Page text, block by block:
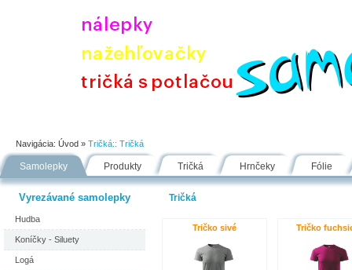
Navigácia: Úvod » Tričká:: Tričká
Samolepky Produkty Tričká Hrnčeky Fólie
Vyrezávané samolepky
Hudba
Koníčky - Siluety
Logá
Tričká
Tričko sivé Tričko